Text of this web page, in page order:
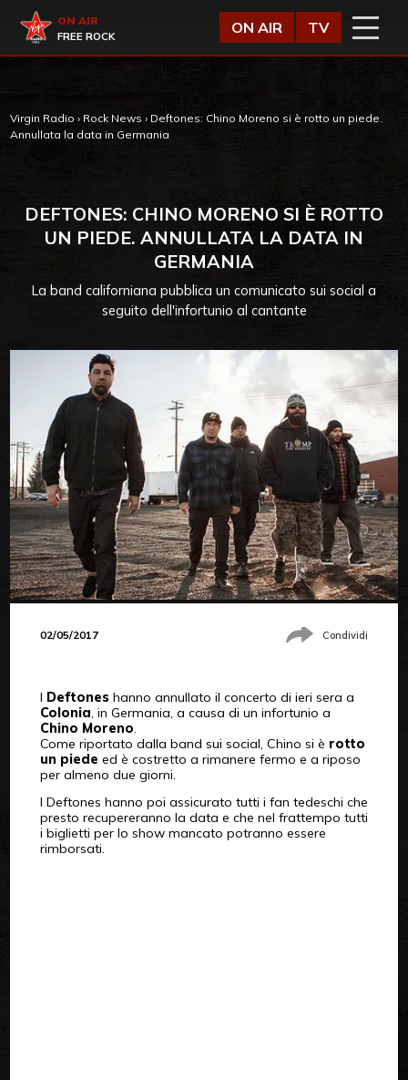
Virgin Radio
ON AIR
FREE ROCK
ON AIR TV
Virgin Radio › Rock News › Deftones: Chino Moreno si è rotto un piede.
Annullata la data in Germania
DEFTONES: CHINO MORENO SI È ROTTO
UN PIEDE. ANNULLATA LA DATA IN
GERMANIA
La band californiana pubblica un comunicato sui social a
seguito dell'infortunio al cantante
02/05/2017 Condividi
I Deftoneshanno annullato il concerto di ieri sera a
Colonia, in Germania, a causa di un infortunio a
Chino Moreno.
Come riportato dalla band sui social, Chino si è rotto
un piede ed è costretto a rimanere fermo e a riposo
per almeno due giorni.
I Deftones hanno poi assicurato tutti i fan tedeschi che
presto recupereranno la data e che nel frattempo tutti
i biglietti per lo show mancato potranno essere
rimborsati.